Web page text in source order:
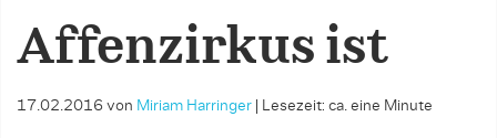
Affenzirkus ist
17.02.2016 von Miriam Harringer Lesezeit: ca. eine Minute